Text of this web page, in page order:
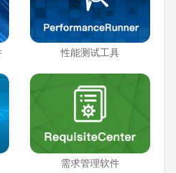
性能测试工具
需求管理软件